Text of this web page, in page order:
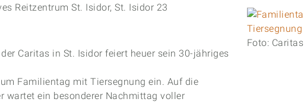
Reitzentrum St. Isidor, St. Isidor 23
Caritas in St. Isidor feiert heuer sein 30-jähriges
Familientag mit Tiersegnung ein. Auf die
wartet ein besonderer Nachmittag voller
Foto: Caritas